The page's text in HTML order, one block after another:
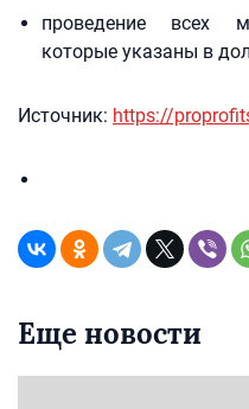
проведение всех
которые указаны в
Источник: https://
Еще новости